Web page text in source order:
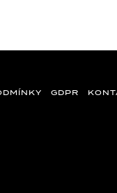
GDPR